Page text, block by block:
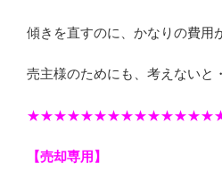
傾きを直すのに、かなりの費用
売主様のためにも、考えないと
【売却専用】